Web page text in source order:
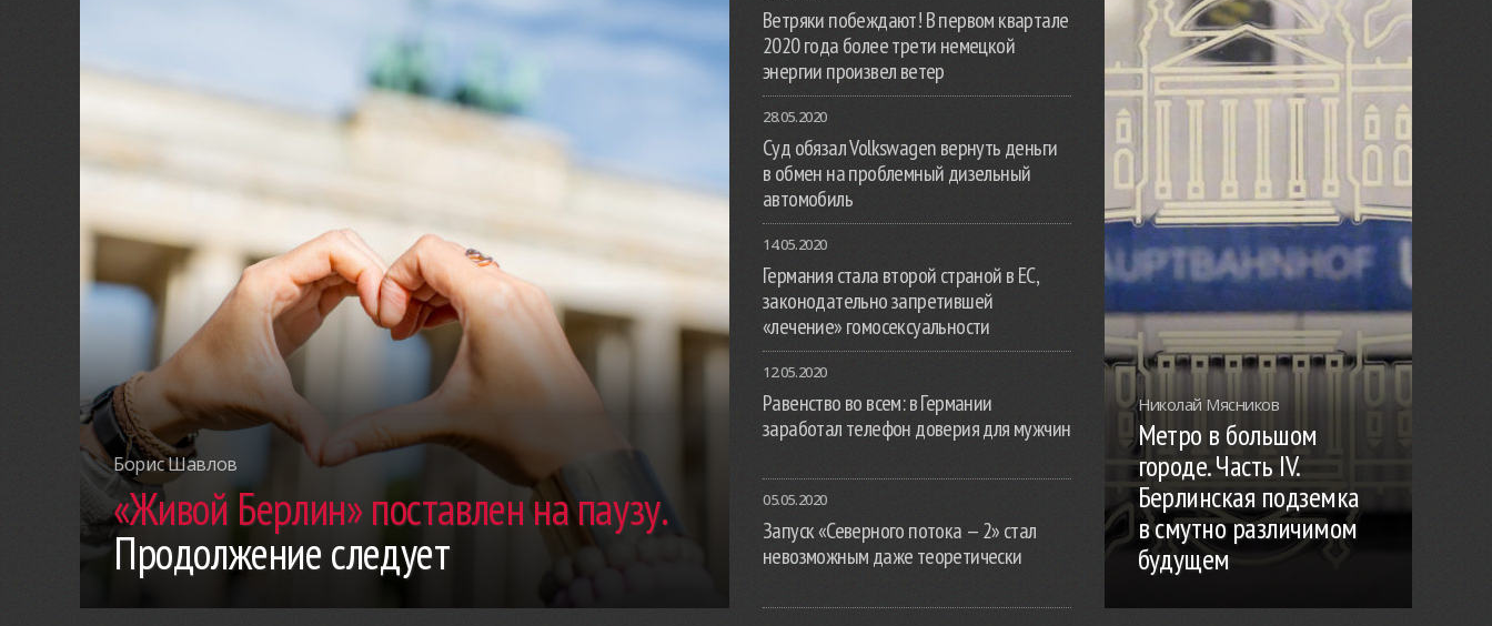
Борис Шавлов
«Живой Берлин» поставлен на паузу.
Продолжение следует
Ветряки побеждают! В первом квартале
2020 года более трети немецкой
энергии произвел ветер
28.05.2020
Суд обязал Volkswagen вернуть деньги
в обмен на проблемный дизельный
автомобиль
14.05.2020
Германия стала второй страной в ЕС,
законодательно запретившей
«лечение» гомосексуальности
12.05.2020
Равенство во всем: в Германии
заработал телефон доверия для мужчин
05.05.2020
Запуск «Северного потока — 2» стал
невозможным даже теоретически
Николай Мясников
Метро в большом
городе. Часть IV.
Берлинская подземка
в смутно различимом
будущем